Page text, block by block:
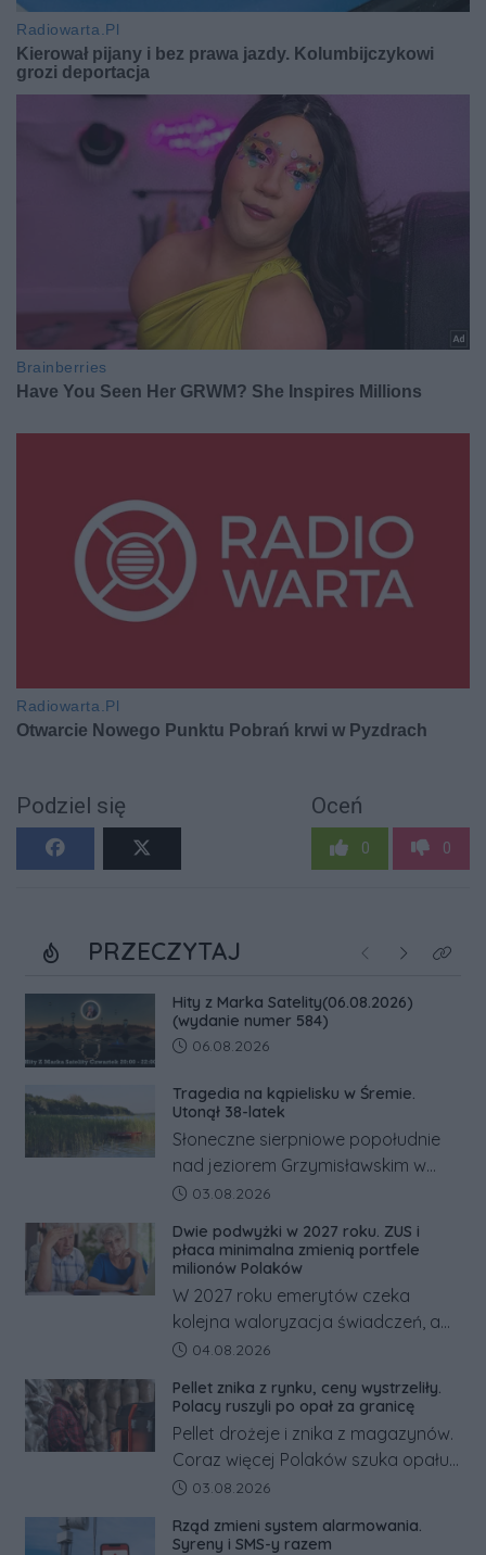
Podziel się Oceń
0 0
PRZECZYTAJ Poprzednie
NastępneKliknij
Hity z Marka Satelity(06.08.2026)
(wydanie numer 584)
Data dodania artykułu:
06.08.2026
Tragedia na kąpielisku w Śremie.
Utonął 38-latek
Słoneczne sierpniowe popołudnie
nad jeziorem Grzymisławskim w
powiecie śremskim zakończyło się
odwrócić nawet natychmiastowe
działania służb ratunkowych.
Data dodania artykułu:
03.08.2026
Dwie podwyżki w 2027 roku. ZUS i
płaca minimalna zmienią portfele
milionów Polaków
W 2027 roku emerytów czeka
kolejna waloryzacja świadczeń, a
pracowników podwyżka płacy
tym zmianom zyskają.
Data dodania artykułu:
04.08.2026
Pellet znika z rynku, ceny wystrzeliły.
Polacy ruszyli po opał za granicę
Pellet drożeje i znika z magazynów.
Coraz więcej Polaków szuka opału
za granicą, gdzie bywa nawet
Co się dzieje?
Data dodania artykułu:
03.08.2026
Rząd zmieni system alarmowania.
Syreny i SMS-y razem